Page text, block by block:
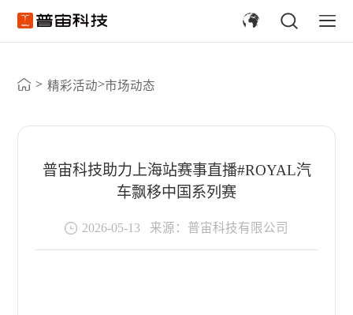
> 精彩活动>市场动态
普宙科技助力上海站赛事直播#ROYAL汽
车飘移中国系列赛
2026-05-13 来源：普宙科技有限公司